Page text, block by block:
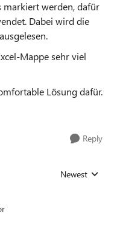
markiert werden, dafür
Dabei wird die
Mappe sehr viel
Lösung dafür.
Reply
Replies sorted
Newest